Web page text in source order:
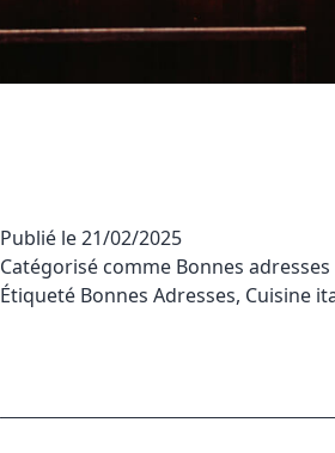
Publié le21/02/2025
Catégorisé comme Bonnes adresses
Étiqueté Bonnes Adresses, Cuisine